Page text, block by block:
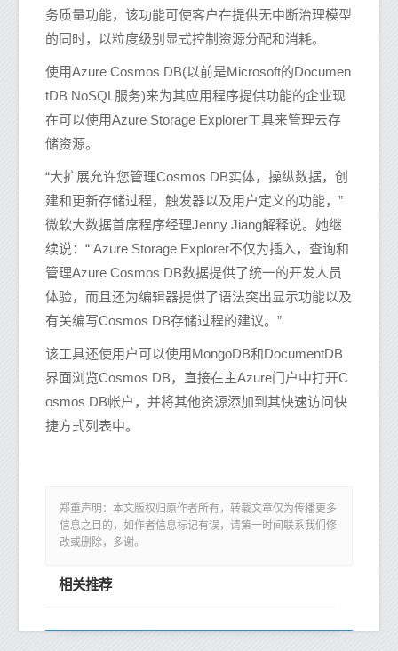
务质量功能，该功能可使客户在提供无中断治理模型
的同时，以粒度级别显式控制资源分配和消耗。
使用Azure Cosmos DB(以前是Microsoft的Documen
tDB NoSQL服务)来为其应用程序提供功能的企业现
在可以使用Azure Storage Explorer工具来管理云存
储资源。
“大扩展允许您管理Cosmos DB实体，操纵数据，创
建和更新存储过程，触发器以及用户定义的功能，”
微软大数据首席程序经理Jenny Jiang解释说。她继
续说：“ Azure Storage Explorer不仅为插入，查询和
管理Azure Cosmos DB数据提供了统一的开发人员
体验，而且还为编辑器提供了语法突出显示功能以及
有关编写Cosmos DB存储过程的建议。”
该工具还使用户可以使用MongoDB和DocumentDB
界面浏览Cosmos DB，直接在主Azure门户中打开C
osmos DB帐户，并将其他资源添加到其快速访问快
捷方式列表中。
郑重声明：本文版权归原作者所有，转载文章仅为传播更多
信息之目的，如作者信息标记有误，请第一时间联系我们修
改或删除，多谢。
相关推荐